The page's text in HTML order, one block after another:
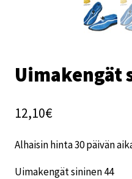
Uimakengät
12,10€
Alhaisin hinta 30 päivän
Uimakengät sininen 44